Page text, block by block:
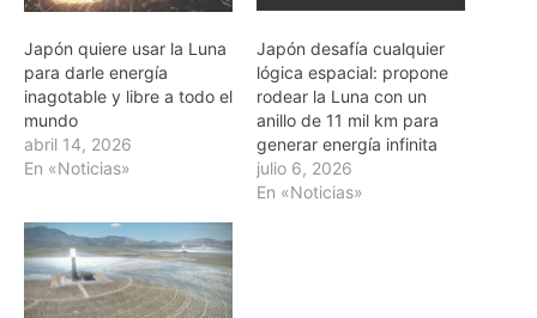
Japón quiere usar la Luna
para darle energía
inagotable y libre a todo el
mundo
abril 14, 2026
En «Noticias»
Japón desafía cualquier
lógica espacial: propone
rodear la Luna con un
anillo de 11 mil km para
generar energía infinita
julio 6, 2026
En «Noticias»